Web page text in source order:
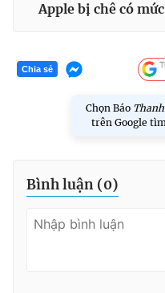
Apple bị chê có
Chia sẻ
Chọn Báo
trên Google
Bình luận (0)